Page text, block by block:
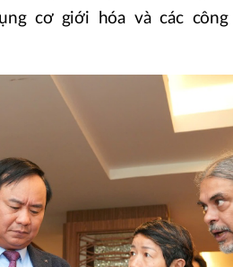
cơ giới hóa và các công